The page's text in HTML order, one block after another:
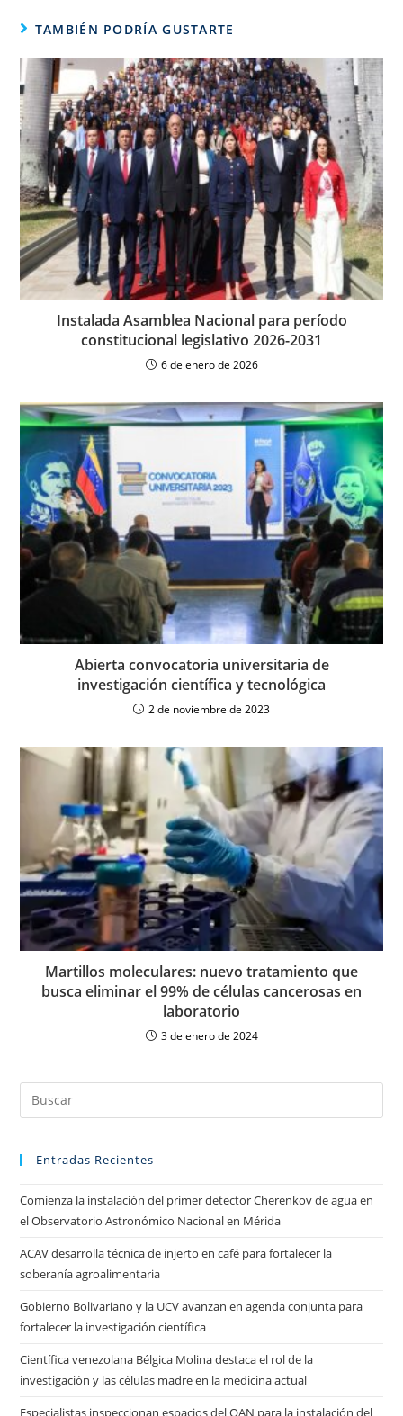
TAMBIÉN PODRÍA GUSTARTE
Instalada Asamblea Nacional para período
constitucional legislativo 2026-2031
6 de enero de 2026
Abierta convocatoria universitaria de
investigación científica y tecnológica
2 de noviembre de 2023
Martillos moleculares: nuevo tratamiento que
busca eliminar el 99% de células cancerosas en
laboratorio
3 de enero de 2024
Entradas Recientes
Comienza la instalación del primer detector Cherenkov de agua en
el Observatorio Astronómico Nacional en Mérida
ACAV desarrolla técnica de injerto en café para fortalecer la
soberanía agroalimentaria
Gobierno Bolivariano y la UCV avanzan en agenda conjunta para
fortalecer la investigación científica
Científica venezolana Bélgica Molina destaca el rol de la
investigación y las células madre en la medicina actual
Especialistas inspeccionan espacios del OAN para la instalación del